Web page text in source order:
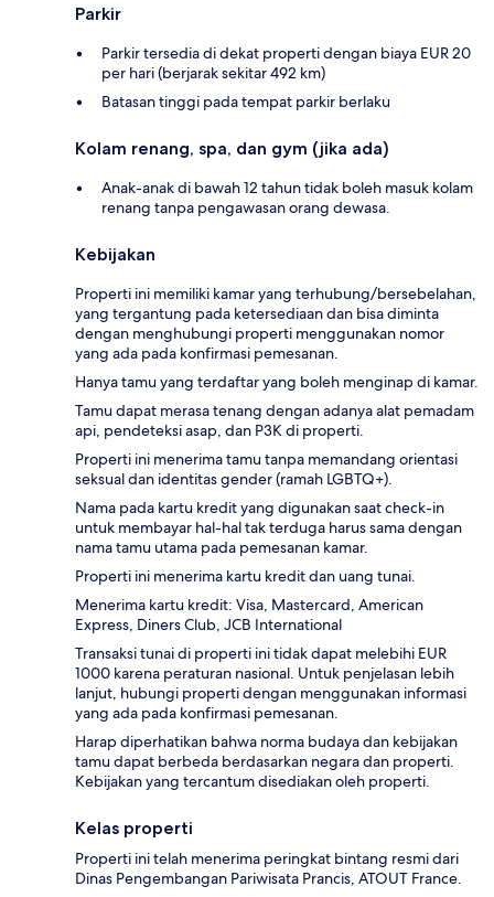
Parkir
Parkir tersedia di dekat properti dengan biaya EUR 20
per hari (berjarak sekitar 492 km)
Batasan tinggi pada tempat parkir berlaku
Kolam renang, spa, dan gym (jika ada)
Anak-anak di bawah 12 tahun tidak boleh masuk kolam
renang tanpa pengawasan orang dewasa.
Kebijakan
Properti ini memiliki kamar yang terhubung/bersebelahan,
yang tergantung pada ketersediaan dan bisa diminta
dengan menghubungi properti menggunakan nomor
yang ada pada konfirmasi pemesanan.
Hanya tamu yang terdaftar yang boleh menginap di kamar.
Tamu dapat merasa tenang dengan adanya alat pemadam
api, pendeteksi asap, dan P3K di properti.
Properti ini menerima tamu tanpa memandang orientasi
seksual dan identitas gender (ramah LGBTQ+).
Nama pada kartu kredit yang digunakan saat check-in
untuk membayar hal-hal tak terduga harus sama dengan
nama tamu utama pada pemesanan kamar.
Properti ini menerima kartu kredit dan uang tunai.
Menerima kartu kredit: Visa, Mastercard, American
Express, Diners Club, JCB International
Transaksi tunai di properti ini tidak dapat melebihi EUR
1000 karena peraturan nasional. Untuk penjelasan lebih
lanjut, hubungi properti dengan menggunakan informasi
yang ada pada konfirmasi pemesanan.
Harap diperhatikan bahwa norma budaya dan kebijakan
tamu dapat berbeda berdasarkan negara dan properti.
Kebijakan yang tercantum disediakan oleh properti.
Kelas properti
Properti ini telah menerima peringkat bintang resmi dari
Dinas Pengembangan Pariwisata Prancis, ATOUT France.